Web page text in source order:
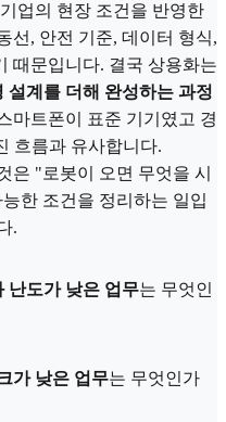
업의 현장 조건을 반영한
선, 안전 기준, 데이터 형식,
때문입니다. 결국 상용화는
설계를 더해 완성하는 과정
마트폰이 표준 기기였고 경
흐름과 유사합니다.
은 "로봇이 오면 무엇을 시
한 조건을 정리하는 일입
.
난도가 낮은 업무는 무엇인
가 낮은 업무는 무엇인가